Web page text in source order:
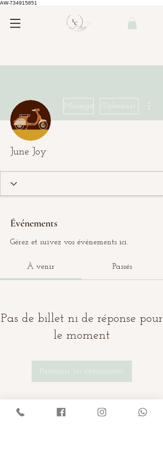
AW-734915851
Message S'abonner
June Joy
Événements
Gérez et suivez vos événements ici.
À venir Passés
Pas de billet ni de réponse pour
le moment
Parcourir les événements